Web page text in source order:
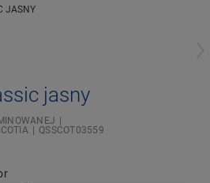
JASNY
jasny
QSSCOT03559